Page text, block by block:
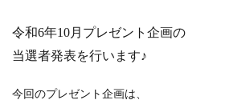
令和6年10月プレゼント企画の
当選者発表を行います♪
今回のプレゼント企画は、